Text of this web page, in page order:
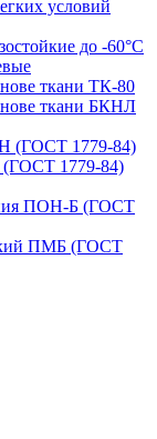
условий
до -60°С
ткани ТК-80
ткани БКНЛ
(ГОСТ 1779-84)
1779-84)
ПОН-Б (ГОСТ
ПМБ (ГОСТ